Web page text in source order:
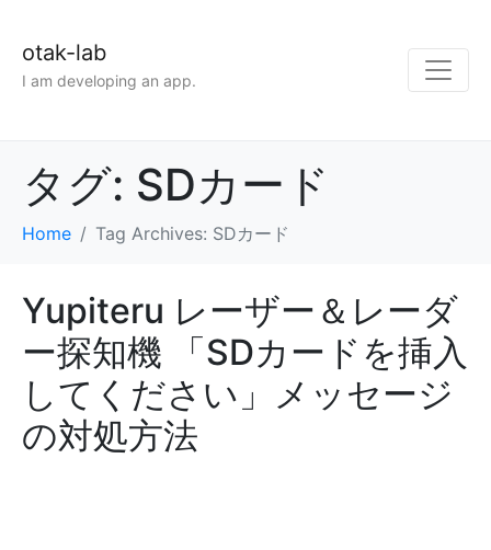
otak-lab
I am developing an app.
タグ: SDカード
Home Tag Archives: SDカード
Yupiteru レーザー＆レーダ
ー探知機 「SDカードを挿入
してください」メッセージ
の対処方法